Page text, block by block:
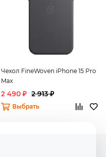
Чехол FineWoven iPhone 15 Pro
Max
2 490 ₽ 2 913 ₽
Выбрать